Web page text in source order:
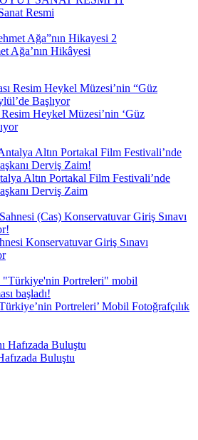
Resmi
Ağa’nın Hikâyesi
Heykel Müzesi’nin ‘Güz
Altın Portakal Film Festivali’nde
Derviş Zaim
Konservatuvar Giriş Sınavı
Portreleri’ Mobil Fotoğrafçılık
Buluştu